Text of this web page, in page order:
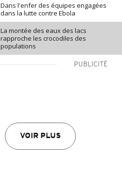
Dans l'enfer des équipes engagées
dans la lutte contre Ebola
La montée des eaux des lacs
rapproche les crocodiles des
populations
PUBLICITÉ
VOIR PLUS